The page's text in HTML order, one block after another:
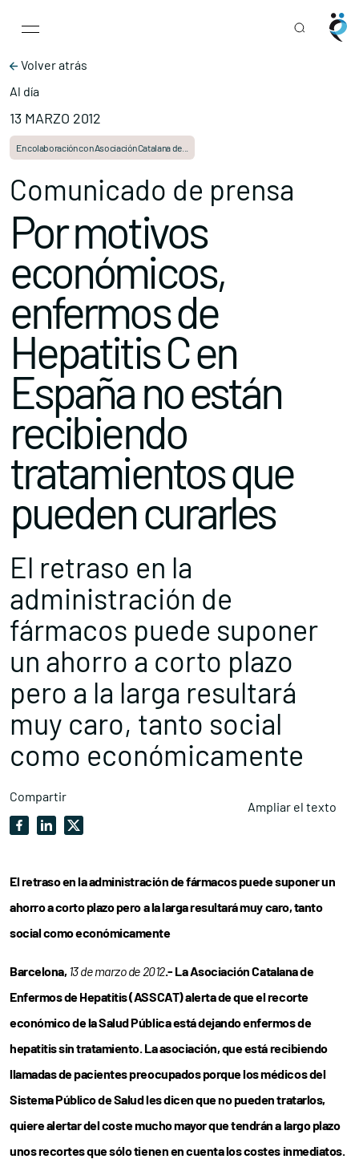
Main Navigation
Volver atrás
Al día
13 MARZO 2012
En colaboración con Asociación Catalana de...
Comunicado de prensa
Por motivos
económicos,
enfermos de
Hepatitis C en
España no están
recibiendo
tratamientos que
pueden curarles
El retraso en la
administración de
fármacos puede suponer
un ahorro a corto plazo
pero a la larga resultará
muy caro, tanto social
como económicamente
Compartir
Ampliar el texto
El retraso en la administración de fármacos puede suponer un
ahorro a corto plazo pero a la larga resultará muy caro, tanto
social como económicamente
Barcelona, 13 de marzo de 2012.- La Asociación Catalana de
Enfermos de Hepatitis (ASSCAT) alerta de que el recorte
económico de la Salud Pública está dejando enfermos de
hepatitis sin tratamiento. La asociación, que está recibiendo
llamadas de pacientes preocupados porque los médicos del
Sistema Público de Salud les dicen que no pueden tratarlos,
quiere alertar del coste mucho mayor que tendrán a largo plazo
unos recortes que sólo tienen en cuenta los costes inmediatos.